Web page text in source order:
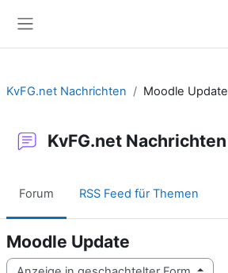
KvFG.net Nachrichten Moodle Update
KvFG.net Nachrichten
Forum RSS Feed für Themen
Moodle Update
Anzeigemodus